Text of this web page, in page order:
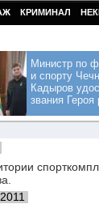
КРИМИНАЛ
Министр по
и спорту
Кадыров
звания Героя